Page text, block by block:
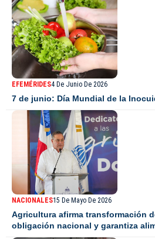
EFEMÉRIDES4 De Junio De 2026
7 de junio: Día Mundial de la
NACIONALES15 De Mayo De 2026
Agricultura afirma transformación
obligación nacional y garantiza